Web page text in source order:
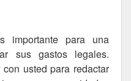
importante para una
sus gastos legales.
usted para redactar